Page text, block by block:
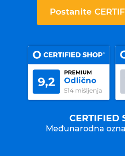
Postanite
CERTIFIED
Međunarodna